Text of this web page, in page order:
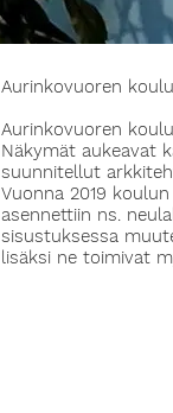
Aurinkovuoren
Aurinkovuoren
Näkymät aukeavat
suunnitellut
Vuonna 2019
asennettiin ns.
sisustuksessa
lisäksi ne toimivat